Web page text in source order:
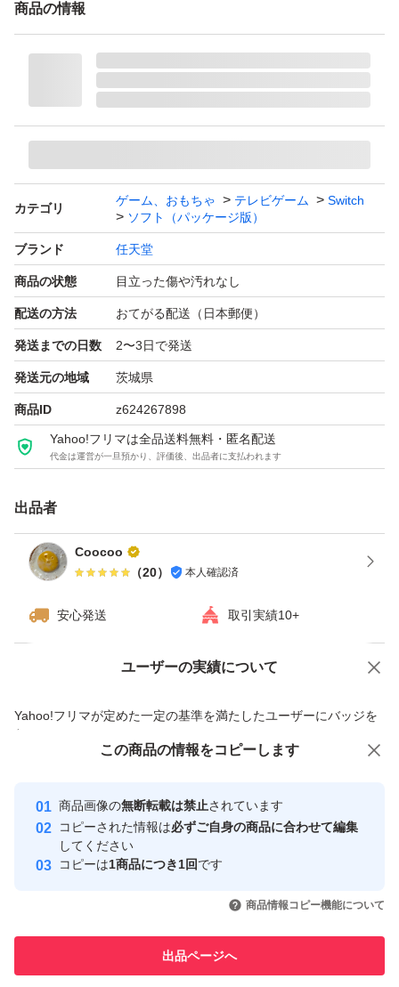
商品の情報
カテゴリ
ゲーム、おもちゃ テレビゲーム
Switch
ソフト（パッケージ版）
ブランド 任天堂
商品の状態 目立った傷や汚れなし
配送の方法 おてがる配送（日本郵便）
発送までの日数 2〜3日で発送
発送元の地域 茨城県
商品ID z624267898
Yahoo!フリマは全品送料無料・匿名配送
代金は運営が一旦預かり、評価後、出品者に支払われます
出品者
Coocoo
（20） 本人確認済
安心発送 取引実績10+
ユーザーの実績について
Yahoo!フリマが定めた一定の基準を満たしたユーザーにバッジを
付与しています
安心取引出品者
心・安全なユーザーです
取引実績
引を完了させた実績があります
での取引実績があります
価格の相談 商品への質問
この商品の情報をコピーします
商品画像の無断転載は禁止されています
コピーされた情報は必ずご自身の商品に合わせて編集
してください
コピーは1商品につき1回です
商品情報コピー機能について
出品ページへ
この商品をみている人にオススメ